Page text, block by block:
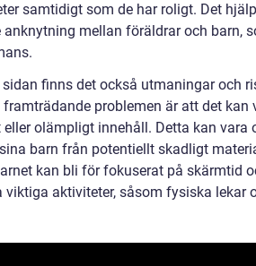
samtidigt som de har roligt. Det
anknytning mellan föräldrar och barn,
finns det också utmaningar och
framträdande problemen är att det kan
eller olämpligt innehåll. Detta kan
barn från potentiellt skadligt
kan bli för fokuserat på skärmtid
viktiga aktiviteter, såsom fysiska lekar